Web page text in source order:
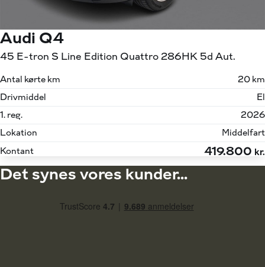
Audi Q4
45 E-tron S Line Edition Quattro 286HK 5d Aut.
Antal kørte km
20 km
Drivmiddel
El
1. reg.
2026
Lokation
Middelfart
Kontant
419.800 kr.
Det synes vores kunder...